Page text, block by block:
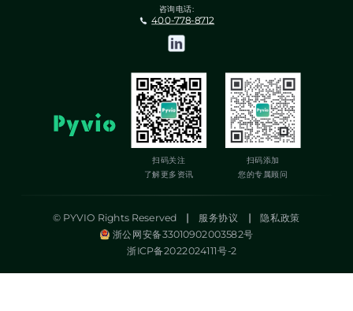
咨询电话:
400-778-8712
扫码关注
了解更多资讯
扫码添加
您的专属顾问
© PYVIO Rights Reserved | 服务协议 |
隐私政策
浙公网安备33010902003582号
浙ICP备2022024111号-2